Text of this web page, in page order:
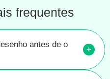
frequentes
antes de o
+